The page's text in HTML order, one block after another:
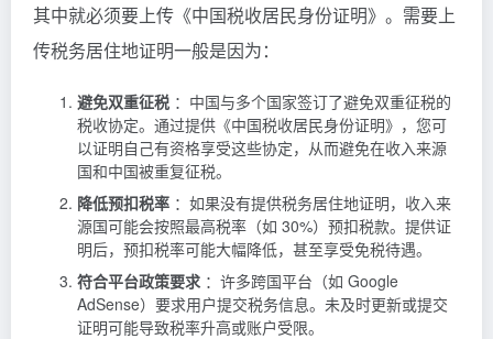
其中就必须要上传《中国税收居民身份证明》。需要上
传税务居住地证明一般是因为：
避免双重征税 ：中国与多个国家签订了避免双重征税的
税收协定。通过提供《中国税收居民身份证明》，您可
以证明自己有资格享受这些协定，从而避免在收入来源
国和中国被重复征税。
降低预扣税率 ：如果没有提供税务居住地证明，收入来
源国可能会按照最高税率（如 30%）预扣税款。提供证
明后，预扣税率可能大幅降低，甚至享受免税待遇。
符合平台政策要求 ：许多跨国平台（如 Google
AdSense）要求用户提交税务信息。未及时更新或提交
证明可能导致税率升高或账户受限。